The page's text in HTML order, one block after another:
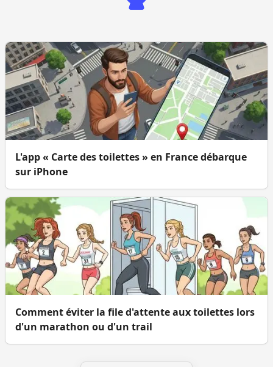
L'app « Carte des toilettes » en France débarque
sur iPhone
Comment éviter la file d'attente aux toilettes lors
d'un marathon ou d'un trail